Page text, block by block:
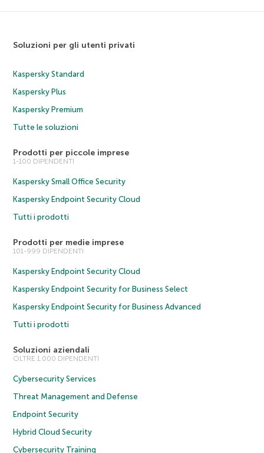
Soluzioni per gli utenti privati
Kaspersky Standard
Kaspersky Plus
Kaspersky Premium
Tutte le soluzioni
Prodotti per piccole imprese
1-100 DIPENDENTI
Kaspersky Small Office Security
Kaspersky Endpoint Security Cloud
Tutti i prodotti
Prodotti per medie imprese
101-999 DIPENDENTI
Kaspersky Endpoint Security Cloud
Kaspersky Endpoint Security for Business Select
Kaspersky Endpoint Security for Business Advanced
Tutti i prodotti
Soluzioni aziendali
OLTRE 1.000 DIPENDENTI
Cybersecurity Services
Threat Management and Defense
Endpoint Security
Hybrid Cloud Security
Cybersecurity Training